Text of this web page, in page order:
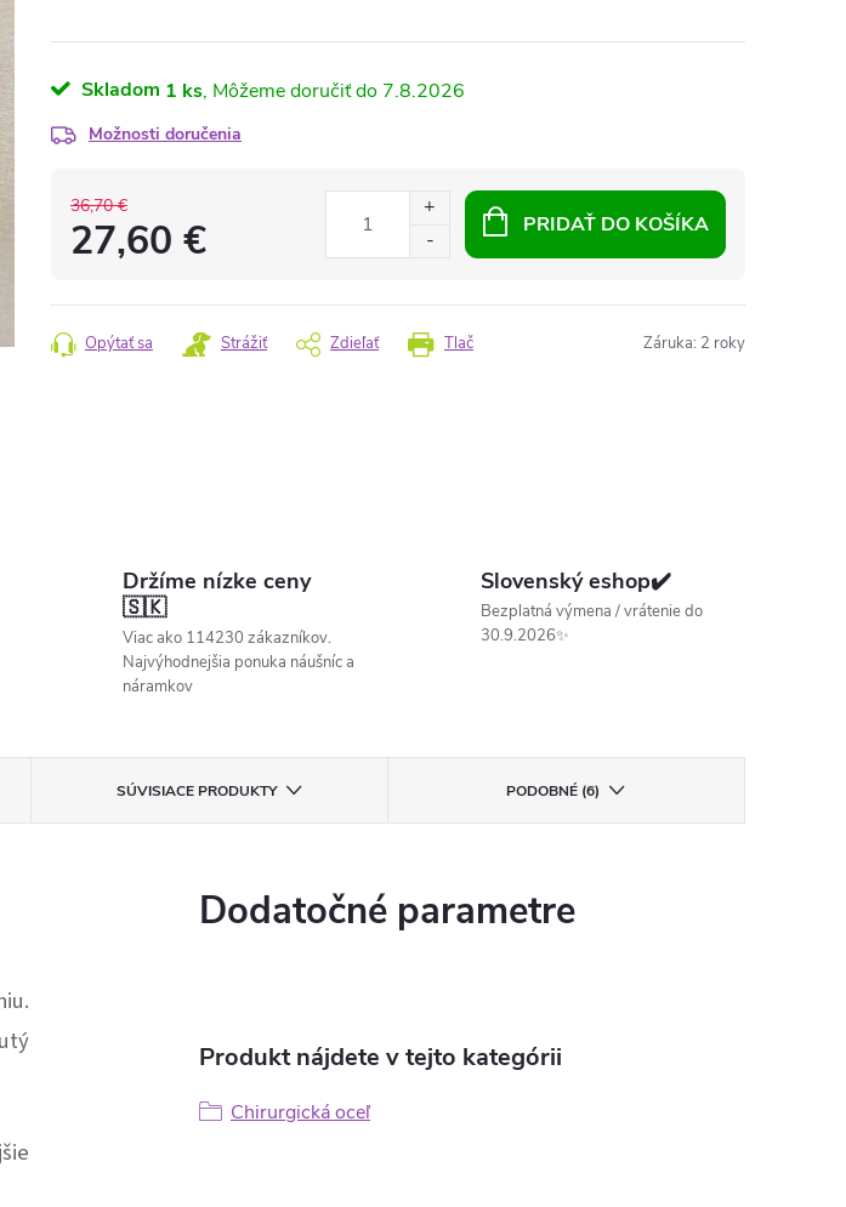
Skladom 1 ks 7.8.2026
Možnosti doručenia
36,70 €
27,60 €
cena:
PRIDAŤ DO KOŠÍKA
Tlač
Opýtať sa Strážiť Zdieľať Záruka: 2 roky
Držíme nízke ceny
🇸🇰
Viac ako 114230 zákazníkov.
Najvýhodnejšia ponuka náušníc a
náramkov
Slovenský eshop✔️
Bezplatná výmena / vrátenie do
30.9.2026✨
SÚVISIACE PRODUKTY PODOBNÉ (6)
Dodatočné parametre
Produkt nájdete v tejto kategórii
Chirurgická oceľ